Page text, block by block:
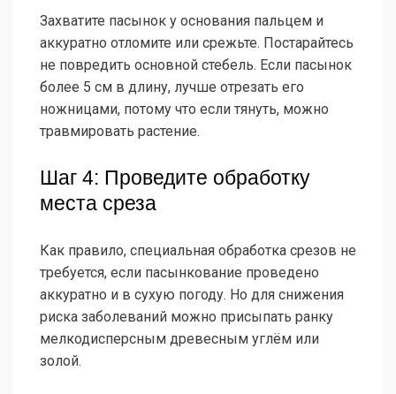
Захватите пасынок у основания пальцем и
аккуратно отломите или срежьте. Постарайтесь
не повредить основной стебель. Если пасынок
более 5 см в длину, лучше отрезать его
ножницами, потому что если тянуть, можно
травмировать растение.
Шаг 4: Проведите обработку
места среза
Как правило, специальная обработка срезов не
требуется, если пасынкование проведено
аккуратно и в сухую погоду. Но для снижения
риска заболеваний можно присыпать ранку
мелкодисперсным древесным углём или
золой.